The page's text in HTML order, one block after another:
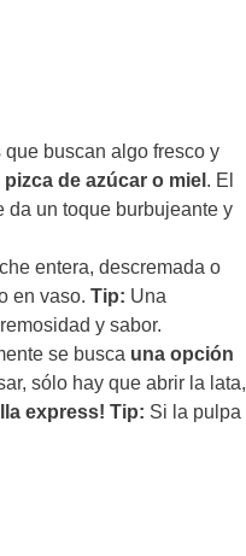
que buscan algo fresco y
pizca de azúcar o miel . El
da un toque burbujeante y
entera, descremada o
en vaso. Tip: Una
y sabor.
se busca una opción
sólo hay que abrir la lata,
express! Tip: Si la pulpa